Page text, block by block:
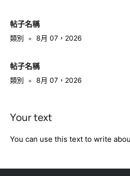
帖子名稱
類別 8月 07，2026
帖子名稱
類別 8月 07，2026
Your text
You can use this text to write